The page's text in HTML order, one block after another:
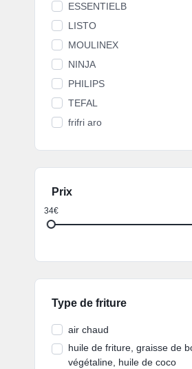
ESSENTIELB
LISTO
MOULINEX
NINJA
PHILIPS
TEFAL
frifri aro
Prix
34€
Type de friture
air chaud
huile de friture, graisse de
végétaline, huile de coco